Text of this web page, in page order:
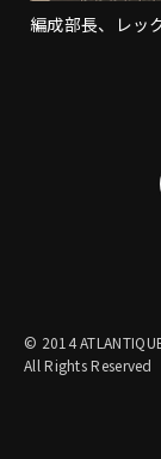
編成部長、レッ
© 2014
All Rights Reserved